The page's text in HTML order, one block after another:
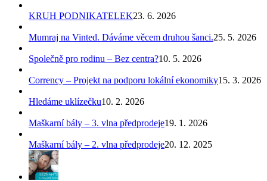
KRUH PODNIKATELEK23. 6. 2026
Mumraj na Vinted. Dáváme věcem druhou šanci.25. 5. 2026
Společně pro rodinu – Bez centra?10. 5. 2026
Corrency – Projekt na podporu lokální ekonomiky15. 3. 2026
Hledáme uklízečku10. 2. 2026
Maškarní bály – 3. vlna předprodeje19. 1. 2026
Maškarní bály – 2. vlna předprodeje20. 12. 2025